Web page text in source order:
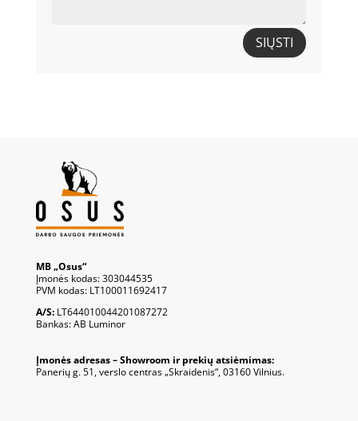
SIŲSTI
MB „Osus“
Įmonės kodas: 303044535
PVM kodas: LT100011692417
A/S:LT644010044201087272
Bankas: AB Luminor
Įmonės adresas – Showroom ir prekių atsiėmimas:
Panerių g. 51, verslo centras „Skraidenis“, 03160 Vilnius.